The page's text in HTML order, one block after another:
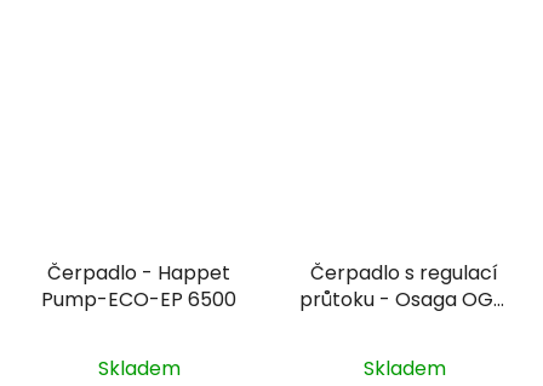
Čerpadlo - Happet
Pump-ECO-EP 6500
Skladem
Čerpadlo s regulací
průtoku - Osaga OGM
Skladem